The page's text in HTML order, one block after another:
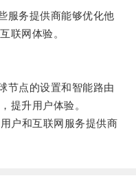
务提供商能够优化他
联网体验。
点的设置和智能路由
提升用户体验。
户和互联网服务提供商